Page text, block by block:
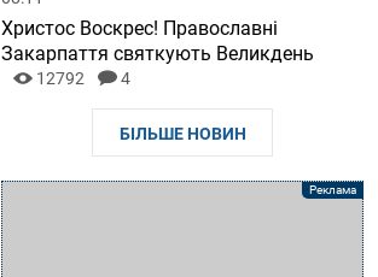
Христос Воскрес! Православні
Закарпаття святкують Великдень
12792 4
БІЛЬШЕ НОВИН